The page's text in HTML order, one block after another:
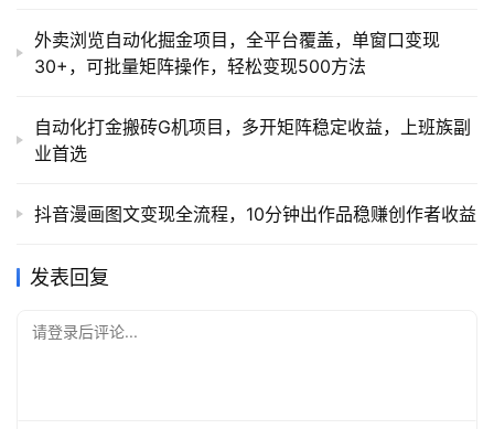
外卖浏览自动化掘金项目，全平台覆盖，单窗口变现
30+，可批量矩阵操作，轻松变现500方法
自动化打金搬砖G机项目，多开矩阵稳定收益，上班族副
业首选
抖音漫画图文变现全流程，10分钟出作品稳赚创作者收益
发表回复
请登录后评论...